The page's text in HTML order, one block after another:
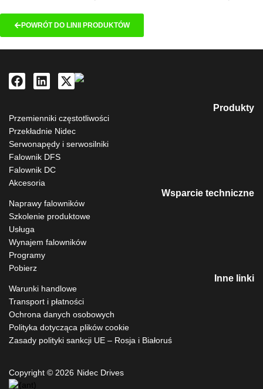
POWRÓT DO LINII PRODUKTÓW
Produkty
Przemienniki częstotliwości
Przekładnie Nidec
Serwonapędy i serwosilniki
Falownik DFS
Falownik DC
Akcesoria
Wsparcie techniczne
Naprawy falowników
Szkolenie produktowe
Usługa
Wynajem falowników
Programy
Pobierz
Inne linki
Warunki handlowe
Transport i płatności
Ochrona danych osobowych
Polityka dotycząca plików cookie
Zasady polityki sankcji UE – Rosja i Białoruś
Copyright © 2026 Nidec Drives